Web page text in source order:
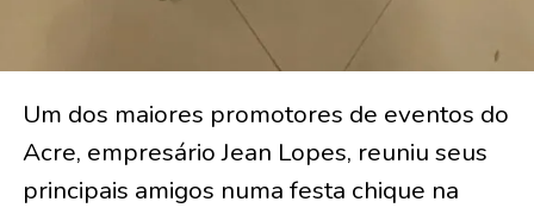
Um dos maiores promotores de eventos do
Acre, empresário Jean Lopes, reuniu seus
principais amigos numa festa chique na